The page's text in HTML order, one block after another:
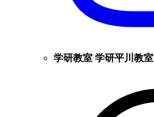
学研教室 学研平川教室